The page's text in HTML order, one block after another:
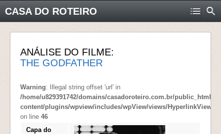
CASA DO ROTEIRO
ANÁLISE DO FILME:
THE GODFATHER
Warning: Illegal string offset 'url' in
/home/u829391742/domains/casadoroteiro.com.br/public_html/
content/plugins/wpview/includes/wpView/views/
on line 46
Capa do